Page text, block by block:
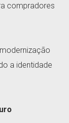
compradores
a identidade